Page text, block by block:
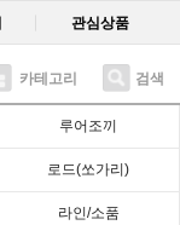
관심상품
카테고리 검색
루어조끼
로드(쏘가리)
라인/소품
Recent